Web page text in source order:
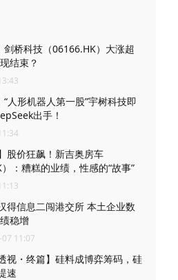
剑桥科技（06166.HK）大涨超
结束？
“人形机器人第一股”宇树科技即
出手！
股价狂飙！新吉奥房车
）：糟糕的业绩，性感的“故事”
得信息二闯港交所 本土企业数
稳增
07 11:07
视・终篇】硅料成博弈筹码，硅
速